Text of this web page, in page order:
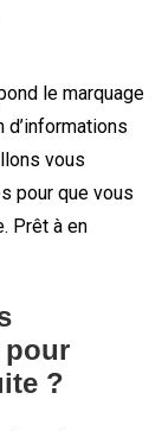
le marquage
vous
pour que vous
Prêt à en
pour
?